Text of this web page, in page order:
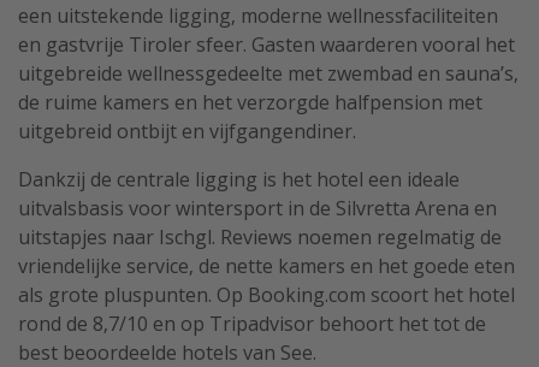
een uitstekende ligging, moderne wellnessfaciliteiten
en gastvrije Tiroler sfeer. Gasten waarderen vooral het
uitgebreide wellnessgedeelte met zwembad en sauna’s,
de ruime kamers en het verzorgde halfpension met
uitgebreid ontbijt en vijfgangendiner.
Dankzij de centrale ligging is het hotel een ideale
uitvalsbasis voor wintersport in de Silvretta Arena en
uitstapjes naar Ischgl. Reviews noemen regelmatig de
vriendelijke service, de nette kamers en het goede eten
als grote pluspunten. Op Booking.com scoort het hotel
rond de 8,7/10 en op Tripadvisor behoort het tot de
best beoordeelde hotels van See.